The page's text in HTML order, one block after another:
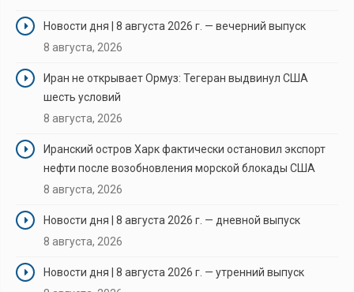
Новости дня | 8 августа 2026 г. — вечерний выпуск
8 августа, 2026
Иран не открывает Ормуз: Тегеран выдвинул США
шесть условий
8 августа, 2026
Иранский остров Харк фактически остановил экспорт
нефти после возобновления морской блокады США
8 августа, 2026
Новости дня | 8 августа 2026 г. — дневной выпуск
8 августа, 2026
Новости дня | 8 августа 2026 г. — утренний выпуск